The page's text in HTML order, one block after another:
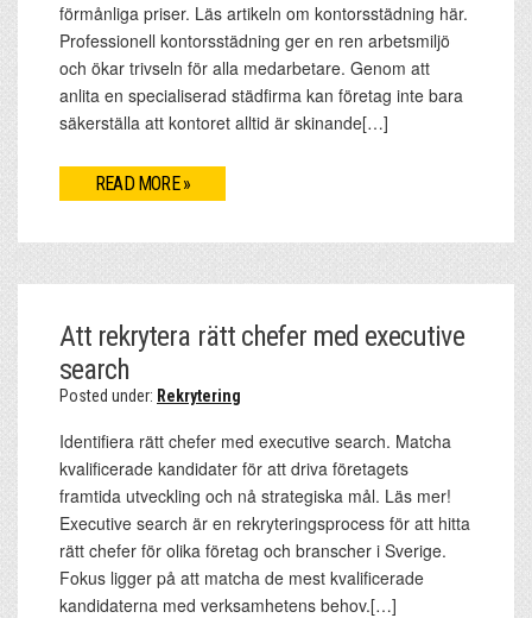
förmånliga priser. Läs artikeln om kontorsstädning här.
Professionell kontorsstädning ger en ren arbetsmiljö
och ökar trivseln för alla medarbetare. Genom att
anlita en specialiserad städfirma kan företag inte bara
säkerställa att kontoret alltid är skinande[…]
READ MORE »
Att rekrytera rätt chefer med executive
search
Posted under: Rekrytering
Identifiera rätt chefer med executive search. Matcha
kvalificerade kandidater för att driva företagets
framtida utveckling och nå strategiska mål. Läs mer!
Executive search är en rekryteringsprocess för att hitta
rätt chefer för olika företag och branscher i Sverige.
Fokus ligger på att matcha de mest kvalificerade
kandidaterna med verksamhetens behov.[…]